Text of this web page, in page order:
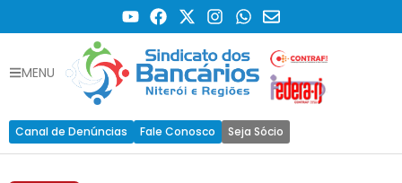
MENU
Canal de Denúncias Fale Conosco Seja Sócio